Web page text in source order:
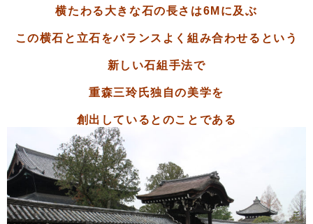
横たわる大きな石の長さは6Mに及ぶ
この横石と立石をバランスよく組み合わせるという
新しい石組手法で
重森三玲氏独自の美学を
創出しているとのことである